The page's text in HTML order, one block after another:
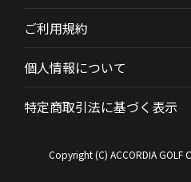
ご利用規約
個人情報について
特定商取引法に基づく表示
Copyright (C) ACCORDIA GOLF